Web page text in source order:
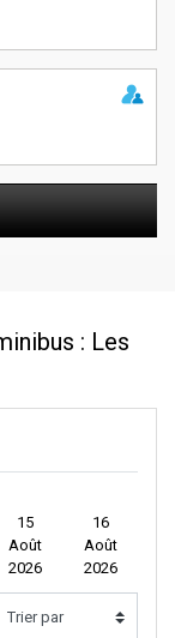
: Les
15
Août
2026
16
Août
2026